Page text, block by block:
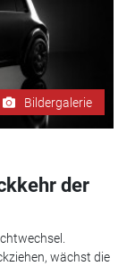
Bildergalerie
der
wächst die